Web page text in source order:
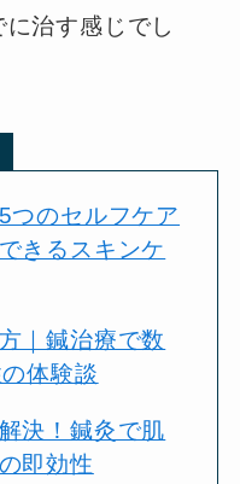
治す感じでし
つのセルフケア
きるスキンケ
｜鍼治療で数
体験談
決！鍼灸で肌
即効性